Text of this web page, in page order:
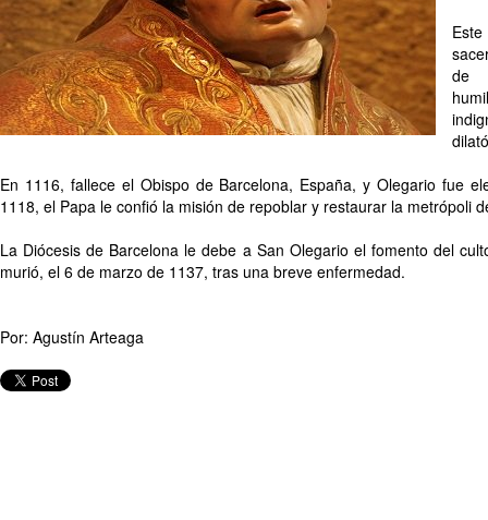
de
En 1116, fallece el Obispo de Barcelona, España, y Olegario fue
1118, el Papa le confió la misión de repoblar y restaurar la metrópoli
La Diócesis de Barcelona le debe a San Olegario el fomento del
murió, el 6 de marzo de 1137, tras una breve enfermedad.
Por: Agustín Arteaga